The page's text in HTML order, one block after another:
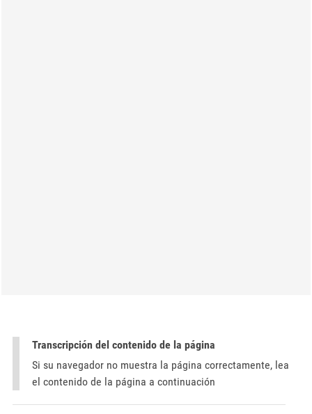
Transcripción del contenido de la página
Si su navegador no muestra la página correctamente, lea
el contenido de la página a continuación